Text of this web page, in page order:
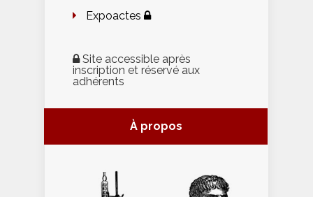
Expoactes
Site accessible après
inscription et réservé aux
adhérents
À propos